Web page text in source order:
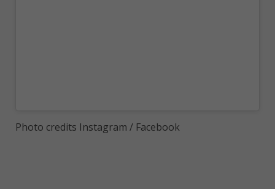
Photo credits Instagram / Facebook